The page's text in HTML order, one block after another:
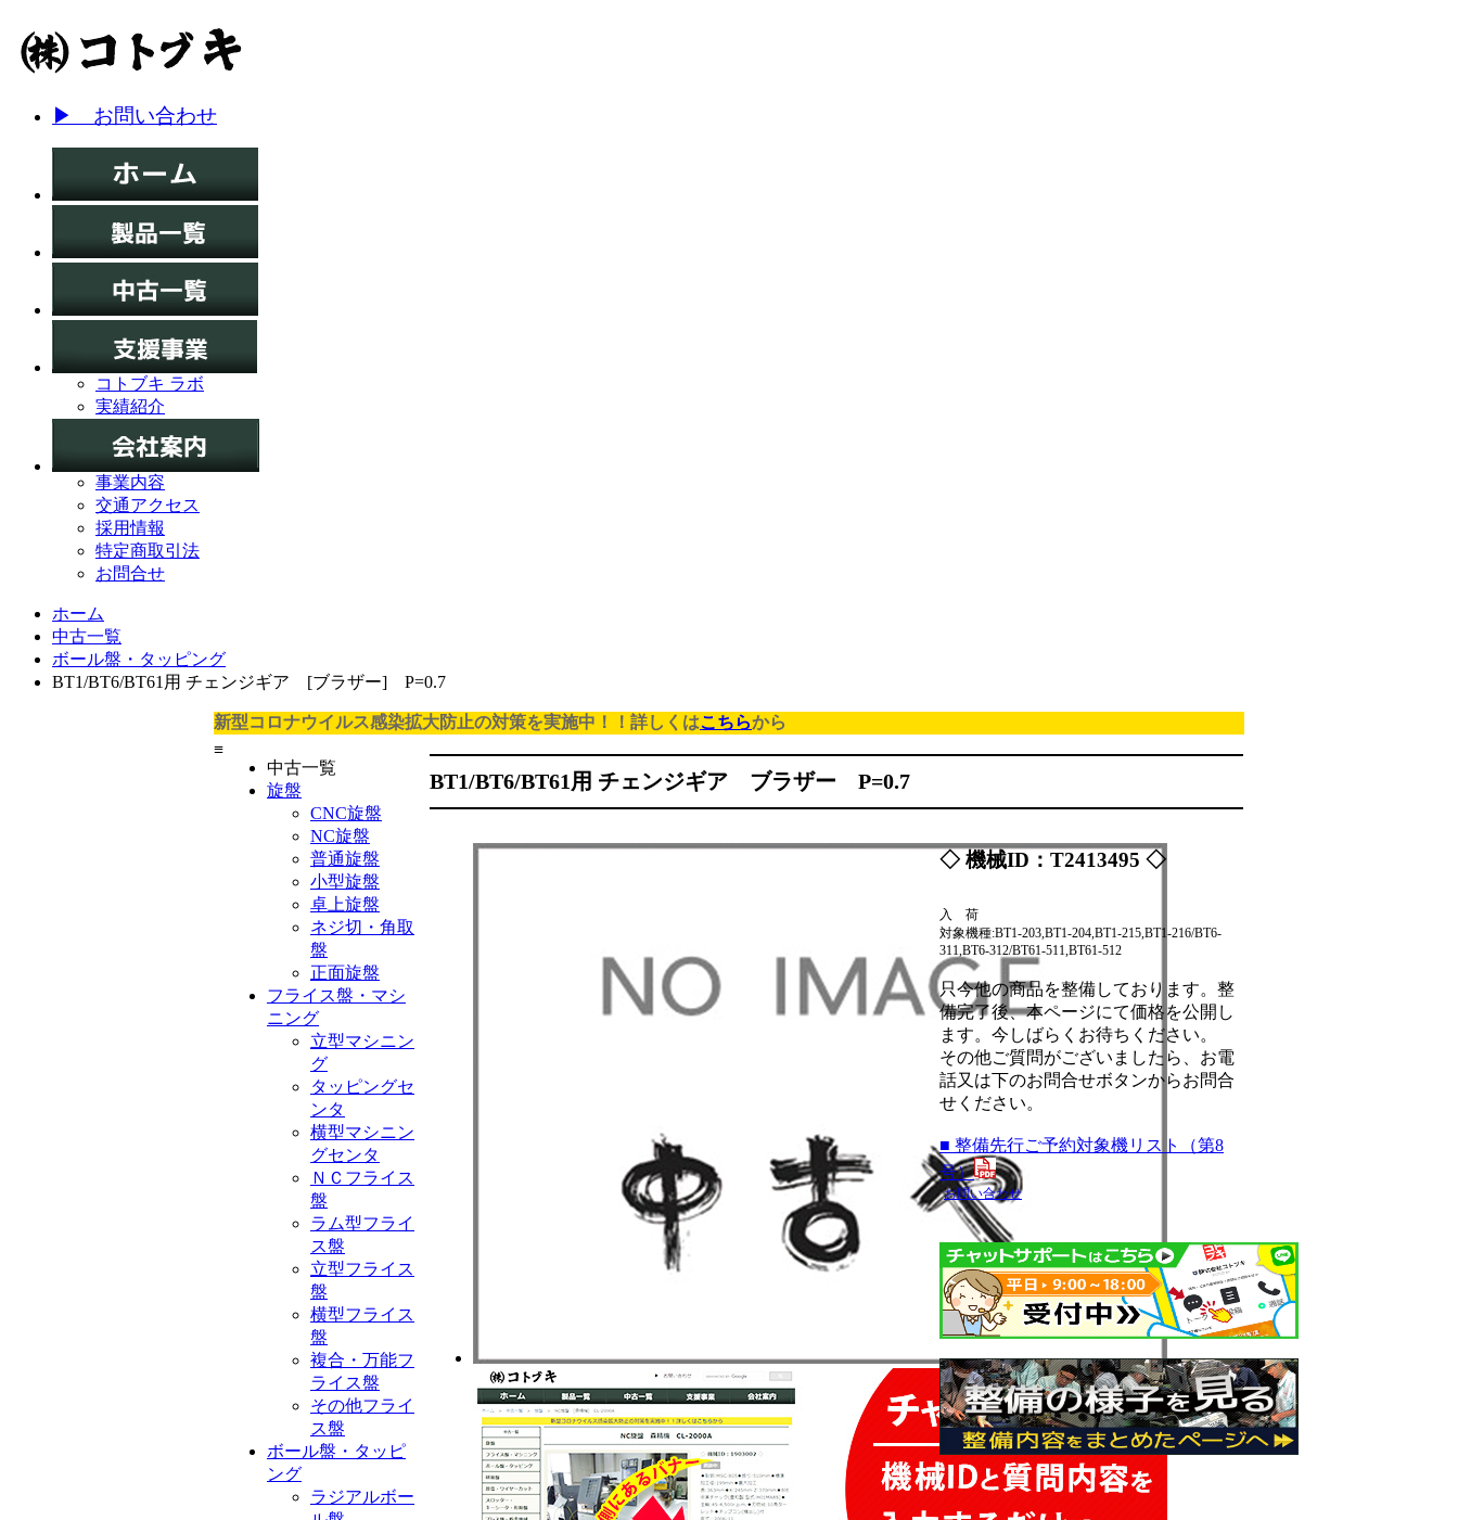
▶ お問い合わせ
コトブキ ラボ
実績紹介
事業内容
交通アクセス
採用情報
特定商取引法
お問合せ
ホーム
中古一覧
ボール盤・タッピング
BT1/BT6/BT61用 チェンジギア [ブラザー] P=0.7
新型コロナウイルス感染拡大防止の対策を実施中！！詳しくはこちらから
≡
中古一覧
旋盤
CNC旋盤
NC旋盤
普通旋盤
小型旋盤
卓上旋盤
ネジ切・角取
盤
正面旋盤
フライス盤・マシ
ニング
立型マシニン
グ
タッピングセ
ンタ
横型マシニン
グセンタ
ＮＣフライス
盤
ラム型フライ
ス盤
立型フライス
盤
横型フライス
盤
複合・万能フ
ライス盤
その他フライ
ス盤
ボール盤・タッピ
ング
ラジアルボー
BT1/BT6/BT61用 チェンジギア ブラザー P=0.7
◇ 機械ID：T2413495 ◇
入 荷
対象機種:BT1-203,BT1-204,BT1-215,BT1-216/BT6-
311,BT6-312/BT61-511,BT61-512
只今他の商品を整備しております。整
備完了後、本ページにて価格を公開し
ます。今しばらくお待ちください。
その他ご質問がございましたら、お電
話又は下のお問合せボタンからお問合
せください。
■ 整備先行ご予約対象機リスト（第8
号）
お問い合わせ